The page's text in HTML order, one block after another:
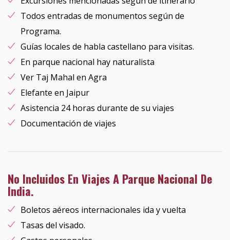
Todos entradas de monumentos según de
Programa.
Guías locales de habla castellano para visitas.
En parque nacional hay naturalista
Ver Taj Mahal en Agra
Elefante en Jaipur
Asistencia 24 horas durante de su viajes
Documentación de viajes
No Incluidos En Viajes A Parque Nacional De
India.
Boletos aéreos internacionales ida y vuelta
Tasas del visado.